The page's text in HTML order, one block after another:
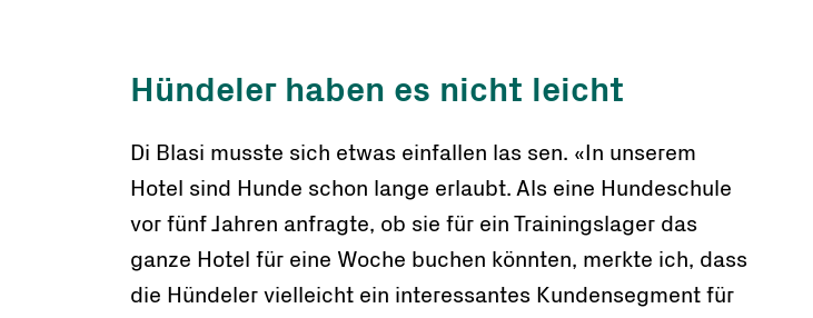
Hündeler haben es nicht leicht
Di Blasi musste sich etwas einfallen las sen. «In unserem
Hotel sind Hunde schon lange erlaubt. Als eine Hundeschule
vor fünf Jahren anfragte, ob sie für ein Trainingslager das
ganze Hotel für eine Woche buchen könnten, merkte ich, dass
die Hündeler vielleicht ein interessantes Kundensegment für